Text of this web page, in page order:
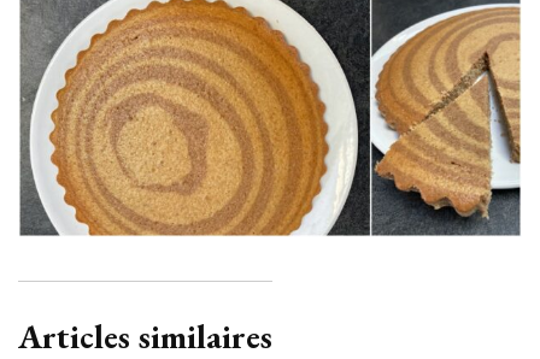
Articles similaires